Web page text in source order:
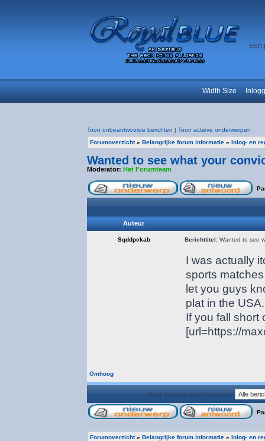
Een
Width Size
Toon onbeantwoorde berichten | Toon actieve onderwerpen
Forumoverzicht» Belangrijke forum informatie » Inlog- en
Wanted to see what your
Moderator: Het Forumteam
Auteur
Sqddpckab Berichttitel: Wanted to see
I was actually
sports
let you guys
plat in the USA.
If you fall short
[url=https://
Omhoog
Geef de vorige berichten weer:
Forumoverzicht» Belangrijke forum informatie » Inlog- en